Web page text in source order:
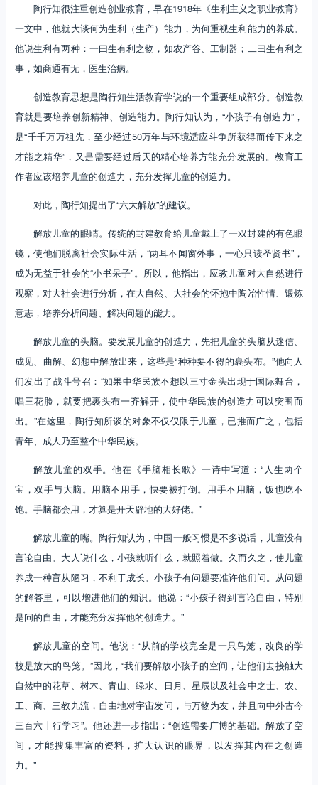
陶行知很注重创造创业教育，早在1918年《生利主义之职业教育》
一文中，他就大谈何为生利（生产）能力，为何重视生利能力的养成。
他说生利有两种：一曰生有利之物，如农产谷、工制器；二曰生有利之
事，如商通有无，医生治病。
创造教育思想是陶行知生活教育学说的一个重要组成部分。创造教
育就是要培养创新精神、创造能力。陶行知认为，“小孩子有创造力”，
是“千千万万祖先，至少经过50万年与环境适应斗争所获得而传下来之
才能之精华”，又是需要经过后天的精心培养方能充分发展的。教育工
作者应该培养儿童的创造力，充分发挥儿童的创造力。
对此，陶行知提出了“六大解放”的建议。
解放儿童的眼睛。传统的封建教育给儿童戴上了一双封建的有色眼
镜，使他们脱离社会实际生活，“两耳不闻窗外事，一心只读圣贤书”，
成为无益于社会的“小书呆子”。所以，他指出，应教儿童对大自然进行
观察，对大社会进行分析，在大自然、大社会的怀抱中陶冶性情、锻炼
意志，培养分析问题、解决问题的能力。
解放儿童的头脑。要发展儿童的创造力，先把儿童的头脑从迷信、
成见、曲解、幻想中解放出来，这些是“种种要不得的裹头布。”他向人
们发出了战斗号召：“如果中华民族不想以三寸金头出现于国际舞台，
唱三花脸，就要把裹头布一齐解开，使中华民族的创造力可以突围而
出。”在这里，陶行知所谈的对象不仅仅限于儿童，已推而广之，包括
青年、成人乃至整个中华民族。
解放儿童的双手。他在《手脑相长歌》一诗中写道：“人生两个
宝，双手与大脑。用脑不用手，快要被打倒。用手不用脑，饭也吃不
饱。手脑都会用，才算是开天辟地的大好佬。”
解放儿童的嘴。陶行知认为，中国一般习惯是不多说话，儿童没有
言论自由。大人说什么，小孩就听什么，就照着做。久而久之，使儿童
养成一种盲从陋习，不利于成长。小孩子有问题要准许他们问。从问题
的解答里，可以增进他们的知识。他说：“小孩子得到言论自由，特别
是问的自由，才能充分发挥他的创造力。”
解放儿童的空间。他说：“从前的学校完全是一只鸟笼，改良的学
校是放大的鸟笼。”因此，“我们要解放小孩子的空间，让他们去接触大
自然中的花草、树木、青山、绿水、日月、星辰以及社会中之士、农、
工、商、三教九流，自由地对宇宙发问，与万物为友，并且向中外古今
三百六十行学习”。他还进一步指出：“创造需要广博的基础。解放了空
间，才能搜集丰富的资料，扩大认识的眼界，以发挥其内在之创造
力。”